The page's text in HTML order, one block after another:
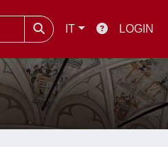
IT LOGIN